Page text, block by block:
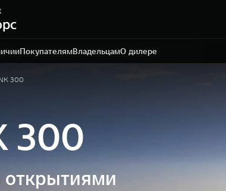
ПокупателямВладельцамО дилере
328/1
300
300
открытиями